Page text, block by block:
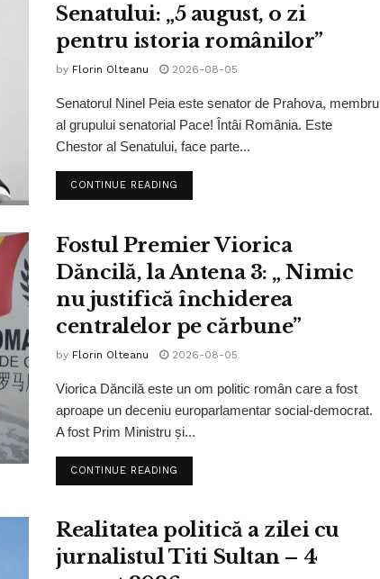
Senatului: „5 august, o zi
pentru istoria românilor”
by Florin Olteanu 2026-08-05
Senatorul Ninel Peia este senator de Prahova, membru
al grupului senatorial Pace! Întâi România. Este
Chestor al Senatului, face parte...
CONTINUE READING
Fostul Premier Viorica
Dăncilă, la Antena 3: „ Nimic
nu justifică închiderea
centralelor pe cărbune”
by Florin Olteanu 2026-08-05
Viorica Dăncilă este un om politic român care a fost
aproape un deceniu europarlamentar social-democrat.
A fost Prim Ministru și...
CONTINUE READING
Realitatea politică a zilei cu
jurnalistul Titi Sultan – 4